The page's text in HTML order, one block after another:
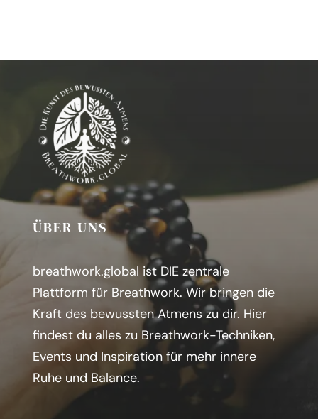
ÜBER UNS
breathwork.global ist DIE zentrale
Plattform für Breathwork. Wir bringen die
Kraft des bewussten Atmens zu dir. Hier
findest du alles zu Breathwork-Techniken,
Events und Inspiration für mehr innere
Ruhe und Balance.